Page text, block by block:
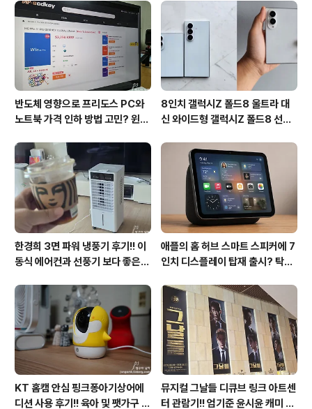
후기
반도체 영향으로 프리도스 PC와
노트북 가격 인하 방법 고민? 윈도
방법?(feat. vip-scdkeys)
8인치 갤럭시Z 폴드8 울트라 대
신 와이드형 갤럭시Z 폴드8 선
이 미제공!!
한경희 3면 파워 냉풍기 후기!! 이
동식 에어컨과 선풍기 보다 좋은
애플의 홈 허브 스마트 스피커에 7
인치 디스플레이 탑재 출시? 탁상
체제 적용!!
KT 홈캠 안심 핑크퐁아기상어에
디션 사용 후기!! 육아 및 팻가구 그
뮤지컬 그날들 디큐브 링크 아트센
터 관람기!! 엄기준 윤시윤 캐미 연